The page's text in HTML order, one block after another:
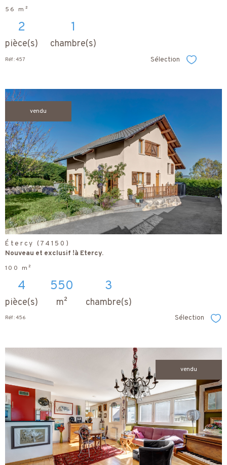
56 m²
2
pièce(s)
1
chambre(s)
Réf : 457 Sélection Sélectionner
vendu
voir le
bien
Étercy (74150)
Nouveau et exclusif !à Etercy.
100 m²
4
pièce(s)
550
m²
3
chambre(s)
Réf : 456 Sélection
vendu
voir le
bien